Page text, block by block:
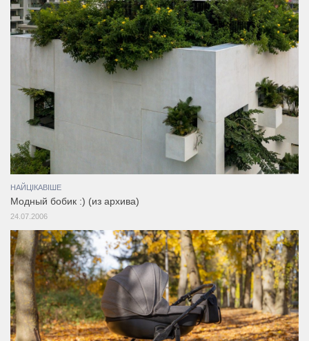
НАЙЦІКАВІШЕ
Модный бобик :) (из архива)
24.07.2006